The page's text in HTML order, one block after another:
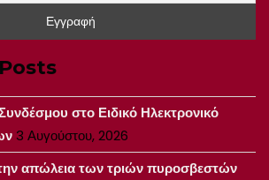
στο Ειδικό Ηλεκτρονικό
3 Αυγούστου, 2026
απώλεια των τριών πυροσβεστών